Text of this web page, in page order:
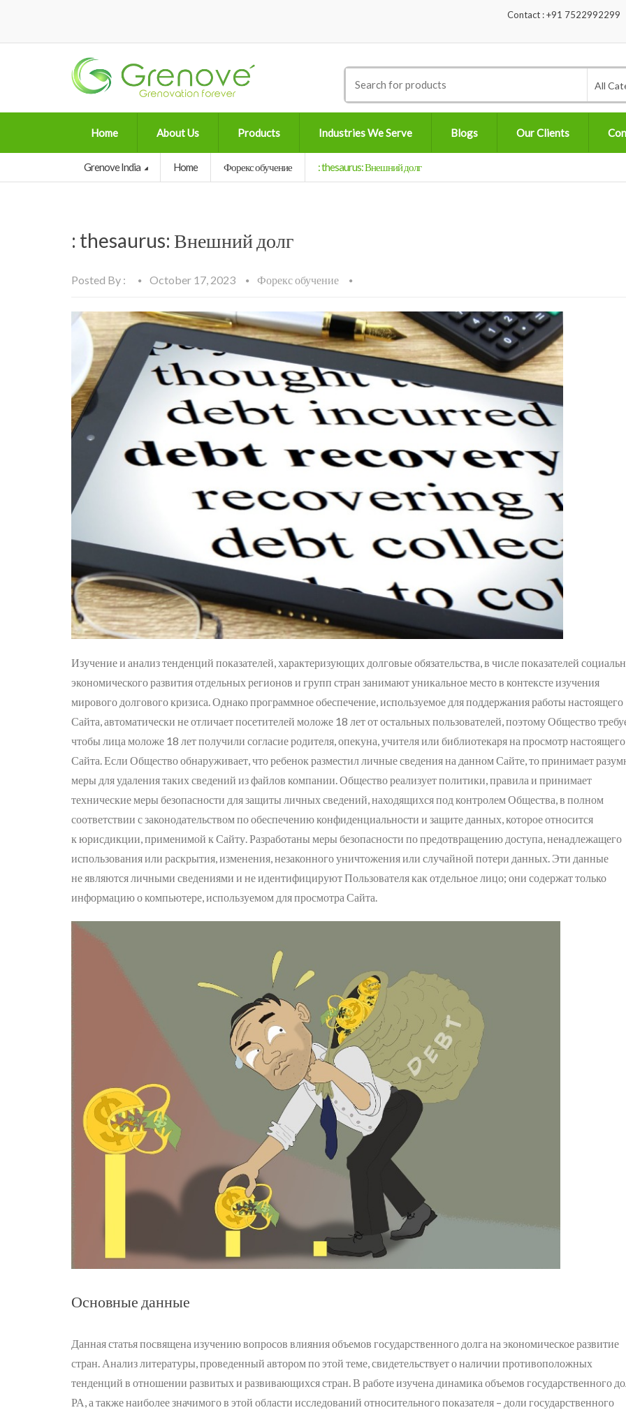
Contact : +91 7522992299
for:
All
Home About Us Products Industries We Serve Blogs Our Clients
Grenove India Home Форекс обучение : thesaurus: Внешний долг
: thesaurus: Внешний долг
Posted By : October 17, 2023 Форекс обучение
Изучение и анализ тенденций показателей, характеризующих долговые обязательства, в числе показателей
экономического развития отдельных регионов и групп стран занимают уникальное место в контексте изучения
мирового долгового кризиса. Однако программное обеспечение, используемое для поддержания работы настоящего
Сайта, автоматически не отличает посетителей моложе 18 лет от остальных пользователей, поэтому Общество
чтобы лица моложе 18 лет получили согласие родителя, опекуна, учителя или библиотекаря на просмотр настоящего
Сайта. Если Общество обнаруживает, что ребенок разместил личные сведения на данном Сайте, то принимает
меры для удаления таких сведений из файлов компании. Общество реализует политики, правила и принимает
технические меры безопасности для защиты личных сведений, находящихся под контролем Общества, в полном
соответствии с законодательством по обеспечению конфиденциальности и защите данных, которое относится
к юрисдикции, применимой к Сайту. Разработаны меры безопасности по предотвращению доступа, ненадлежащего
использования или раскрытия, изменения, незаконного уничтожения или случайной потери данных. Эти данные
не являются личными сведениями и не идентифицируют Пользователя как отдельное лицо; они содержат только
информацию о компьютере, используемом для просмотра Сайта.
Основные данные
Данная статья посвящена изучению вопросов влияния объемов государственного долга на экономическое развитие
стран. Анализ литературы, проведенный автором по этой теме, свидетельствует о наличии противоположных
тенденций в отношении развитых и развивающихся стран. В работе изучена динамика объемов государственного
РА, а также наиболее значимого в этой области исследований относительного показателя – доли государственного